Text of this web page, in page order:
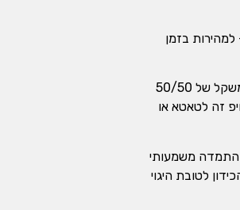
למהירות בזמן
אפשר גם לציין שמותר לסגור גז לקראת רגע ההיגוי ועדיין אופן התפעול מתאים להגדרת הסוויפר. מה שאומר שלאו דווקא חייבים חלוקת משקל של 50/50
זה לטאטא או
התמדה משמעותי
לטובת היגוי